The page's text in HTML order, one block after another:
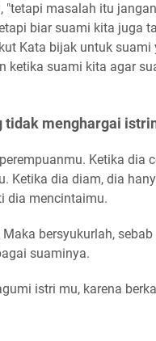
masalah itu
biar suami kita juga
Kata bijak untuk
ketika suami kita agar
tidak menghargai
Ketika dia
Ketika dia diam, dia
dia mencintaimu.
bersyukurlah,
suaminya.
istri mu, karena